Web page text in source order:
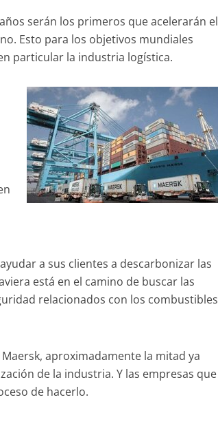
serán los primeros que acelerarán el
Esto para los objetivos mundiales
particular la industria logística.
a sus clientes a descarbonizar las
está en el camino de buscar las
relacionados con los combustibles
aproximadamente la mitad ya
de la industria. Y las empresas que
de hacerlo.